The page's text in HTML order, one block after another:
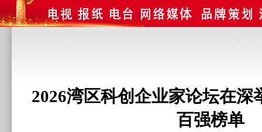
2026湾区科创企业家论坛在深
百强榜单